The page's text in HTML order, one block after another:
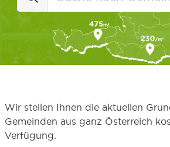
Wir stellen Ihnen die aktuellen
Gemeinden aus ganz Österreich
Verfügung.